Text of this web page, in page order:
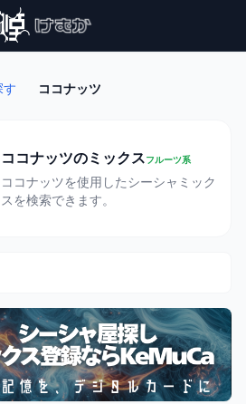
す ココナッツ
ココナッツのミックスフルーツ系
ココナッツを使用したシーシャミック
スを検索できます。